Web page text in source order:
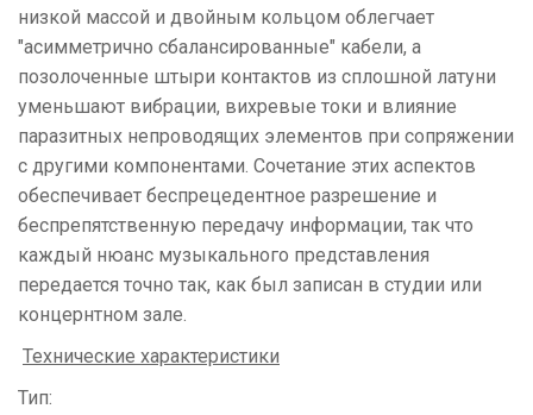
низкой массой и двойным кольцом облегчает
"асимметрично сбалансированные" кабели, а
позолоченные штыри контактов из сплошной латуни
уменьшают вибрации, вихревые токи и влияние
паразитных непроводящих элементов при сопряжении
с другими компонентами. Сочетание этих аспектов
обеспечивает беспрецедентное разрешение и
беспрепятственную передачу информации, так что
каждый нюанс музыкального представления
передается точно так, как был записан в студии или
концернтном зале.
Технические характеристики
Тип: